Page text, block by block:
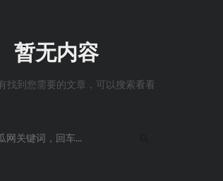
暂无内容
找到您需要的文章，可以搜索看看